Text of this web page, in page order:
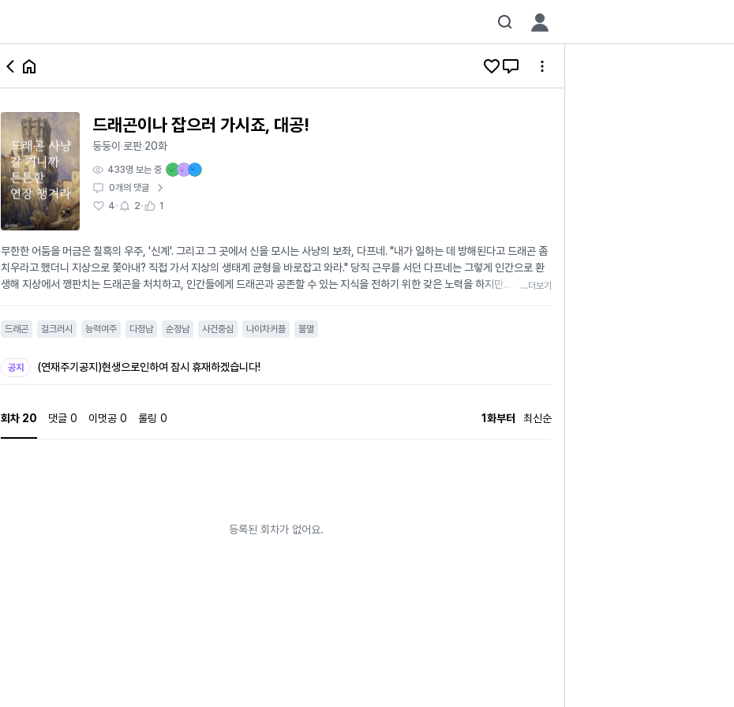
드래곤이나 잡으러 가시죠, 대공!
둥둥이 ·로판·20화
433명 보는 중
0개의 댓글
4· 2· 1
무한한 어둠을 머금은 칠흑의 우주, '신계'. 그리고 그 곳에서 신을 모시는 사냥의 보좌, 다프네. "내가 일하는 데 방해된다고 드래곤 좀
치우라고 했더니 지상으로 쫓아내? 직접 가서 지상의 생태계 균형을 바로잡고 와라." 당직 근무를 서던 다프네는 그렇게 인간으로 환
생해 지상에서 깽판치는 드래곤을 처치하고, 인간들에게 드래곤과 공존할 수 있는 지식을 전하기 위한 갖은 노력을 하지만...... 갑자기
느 날 제국의 방패라 불리는 초월자, '테오필로스 윈터홀드' 대공이 나타난다. "다프네님, 위험하니 제 뒤에 계십시오." "전하나 제 사냥
특한 아이일 뿐. 다프네는 이 기특한 아이의 멱살을 잡고 자신의 모든 사냥 지식을 전파하기 위한 갖은 훈수를 둔다. "전하, 드래곤 사
...더보기
드래곤 걸크러시 능력여주 다정남 순정남 사건중심 나이차커플 불멸
공지 (연재주기공지)현생으로인하여 잠시 휴재하겠습니다!
회차 20 댓글 0 이멋공 0 롤링 0 1화부터 최신순
등록된 회차가 없어요.